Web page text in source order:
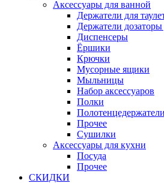
Аксессуары для ванной
Держатели для
Держатели
Диспенсеры
Ёршики
Крючки
Мусорные ящики
Мыльницы
Набор аксессуаров
Полки
Полотенцедержатели
Прочее
Сушилки
Аксессуары для кухни
Посуда
Прочее
СКИДКИ